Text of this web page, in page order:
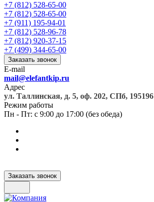
+7 (812) 528-65-00
+7 (812) 528-65-00
+7 (911) 195-94-01
+7 (812) 528-96-78
+7 (812) 920-37-15
+7 (499) 344-65-00
Заказать звонок
E-mail
mail@elefantkip.ru
Адрес
ул. Таллинская, д. 5, оф. 202, СПб, 195196
Режим работы
Пн - Пт: с 9:00 до 17:00 (без обеда)
Заказать звонок